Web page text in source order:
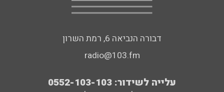
דבורה הנביאה 6, רמת השרון
radio@103.fm
עלייה לשידור: 0552-103-103